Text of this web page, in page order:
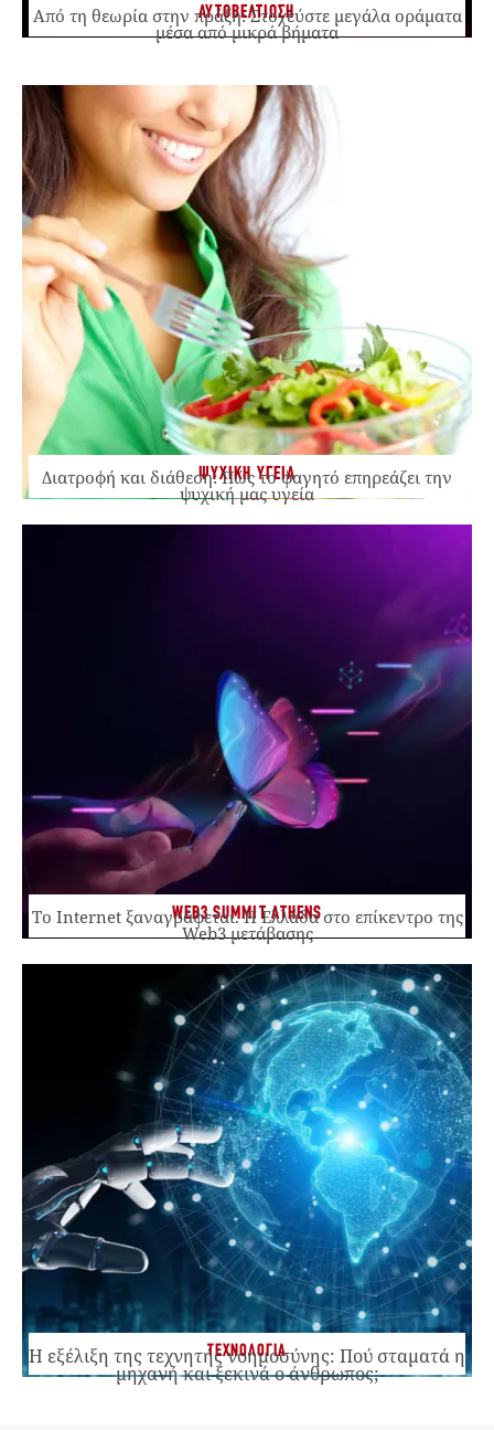
ΑΥΤΟΒΕΛΤΙΩΣΗ
Από τη θεωρία στην πράξη: Στοχεύστε μεγάλα οράματα
μέσα από μικρά βήματα
ΨΥΧΙΚΗ ΥΓΕΙΑ
Διατροφή και διάθεση: Πώς το φαγητό επηρεάζει την
ψυχική μας υγεία
WEB3 SUMMIT ATHENS
Το Internet ξαναγράφεται. Η Ελλάδα στο επίκεντρο της
Web3 μετάβασης
ΤΕΧΝΟΛΟΓΙΑ
Η εξέλιξη της τεχνητής νοημοσύνης: Πού σταματά η
μηχανή και ξεκινά ο άνθρωπος;